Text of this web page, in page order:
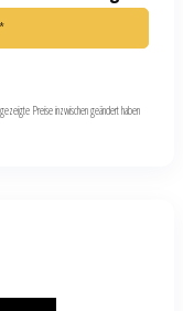
Preise inzwischen geändert haben